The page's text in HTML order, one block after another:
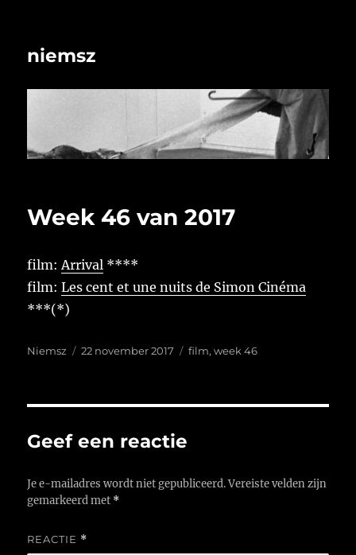
niemsz
Week 46 van 2017
film:Arrival ****
film:Les cent et une nuits de Simon Cinéma
***(*)
Auteur
Niemsz
Geplaatst
22 november 2017 Tags
film,week 46
Geef een reactie
Je e-mailadres wordt niet gepubliceerd. Vereiste velden zijn
gemarkeerd met *
REACTIE *